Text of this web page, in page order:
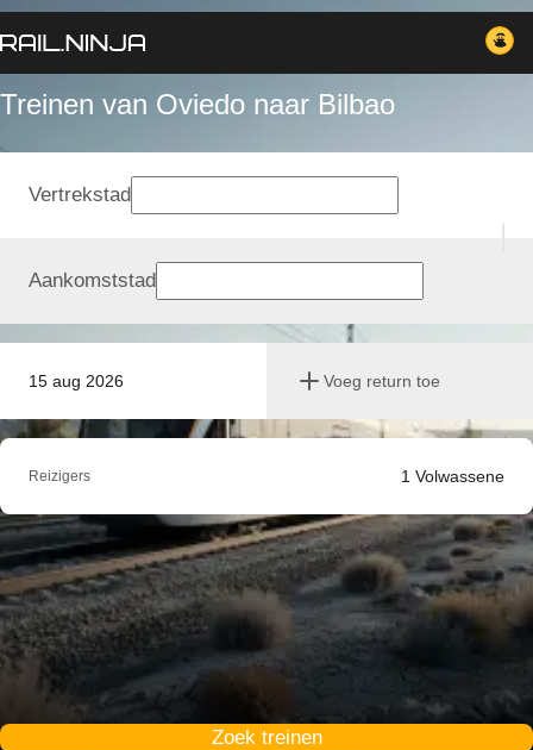
Treinen van Oviedo naar Bilbao
15 aug 2026 Voeg return toe
Vertrekstad
Aankomststad
Reizigers 1 Volwassene
Zoek treinen